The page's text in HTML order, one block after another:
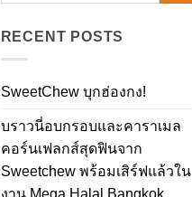
RECENT POSTS
SweetChew บุกฮ่องกง!
บราวนี่อบกรอบและคาราเมล
คอร์นเฟลกส์สุดฟินจาก
Sweetchew พร้อมเสิร์ฟแล้วใน
งาน Mega Halal Bangkok